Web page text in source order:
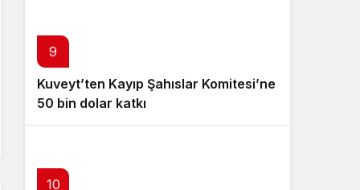
9
Kuveyt’ten Kayıp Şahıslar Komitesi’ne
50 bin dolar katkı
10